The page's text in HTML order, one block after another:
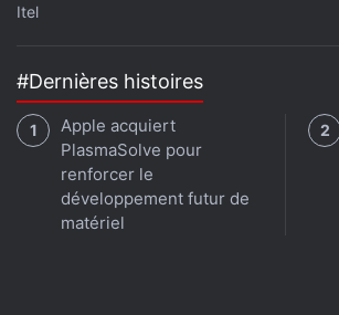
Itel
#Dernières histoires
Apple acquiert
PlasmaSolve pour
renforcer le
développement futur de
matériel